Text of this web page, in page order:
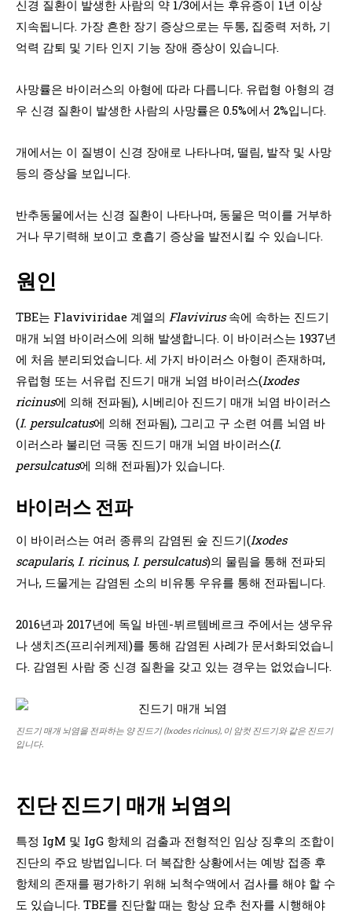
신경 질환이 발생한 사람의 약 1/3에서는 후유증이 1년 이상
지속됩니다. 가장 흔한 장기 증상으로는 두통, 집중력 저하, 기
억력 감퇴 및 기타 인지 기능 장애 증상이 있습니다.
사망률은 바이러스의 아형에 따라 다릅니다. 유럽형 아형의 경
우 신경 질환이 발생한 사람의 사망률은 0.5%에서 2%입니다.
개에서는 이 질병이 신경 장애로 나타나며, 떨림, 발작 및 사망
등의 증상을 보입니다.
반추동물에서는 신경 질환이 나타나며, 동물은 먹이를 거부하
거나 무기력해 보이고 호흡기 증상을 발전시킬 수 있습니다.
원인
TBE는 Flaviviridae 계열의 Flavivirus속에 속하는 진드기
매개 뇌염 바이러스에 의해 발생합니다. 이 바이러스는 1937년
에 처음 분리되었습니다. 세 가지 바이러스 아형이 존재하며,
유럽형 또는 서유럽 진드기 매개 뇌염 바이러스(Ixodes
ricinus에 의해 전파됨), 시베리아 진드기 매개 뇌염 바이러스
(I. persulcatus에 의해 전파됨), 그리고 구 소련 여름 뇌염 바
이러스라 불리던 극동 진드기 매개 뇌염 바이러스(I.
persulcatus에 의해 전파됨)가 있습니다.
바이러스 전파
이 바이러스는 여러 종류의 감염된 숲 진드기(Ixodes
scapularis, I. ricinus, I. persulcatus)의 물림을 통해 전파되
거나, 드물게는 감염된 소의 비유통 우유를 통해 전파됩니다.
2016년과 2017년에 독일 바덴-뷔르템베르크 주에서는 생우유
나 생치즈(프리쉬케제)를 통해 감염된 사례가 문서화되었습니
다. 감염된 사람 중 신경 질환을 갖고 있는 경우는 없었습니다.
진드기 매개 뇌염을 전파하는 양 진드기 (Ixodes ricinus), 이 암컷 진드기와 같은 진드기
입니다.
진단진드기 매개 뇌염의
특정 IgM 및 IgG 항체의 검출과 전형적인 임상 징후의 조합이
진단의 주요 방법입니다. 더 복잡한 상황에서는 예방 접종 후
항체의 존재를 평가하기 위해 뇌척수액에서 검사를 해야 할 수
도 있습니다. TBE를 진단할 때는 항상 요추 천자를 시행해야